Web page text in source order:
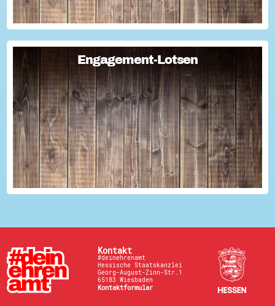
Engagement-Lotsen
Engagement-Lotsen
Engagement-Lotsen tragen zu einer lebendigen
Engagementkultur und damit zu einer höheren
Lebensqualität für sich und andere bei. Sie bringen ihre
Erfahrungen im bürgerschaftlichen Engagement ein und ü...
Kontakt
#deinehrenamt
Hessische Staatskanzlei
Georg-August-Zinn-Str.1
65183 Wiesbaden
Kontaktformular